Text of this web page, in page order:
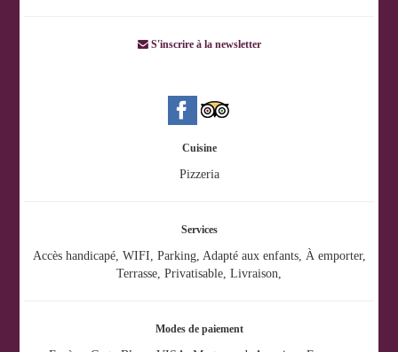
S'inscrire à la newsletter
Cuisine
Pizzeria
Services
Accès handicapé, WIFI, Parking, Adapté aux enfants, À emporter,
Terrasse, Privatisable, Livraison,
Modes de paiement